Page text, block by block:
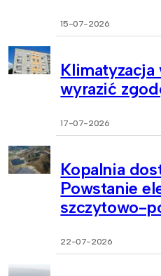
15-07-2026
wyrazić
17-07-2026
Kopalnia
Powstanie
szczytowo-
22-07-2026